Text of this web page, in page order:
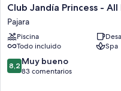
Club
Jandía
Princess
-
All
Inclusive
Pajara
Club Jandía Princess - All
Pajara
Piscina
Todo incluido
Spa
8.2
sobre
8,2 Muy bueno
83 comentarios